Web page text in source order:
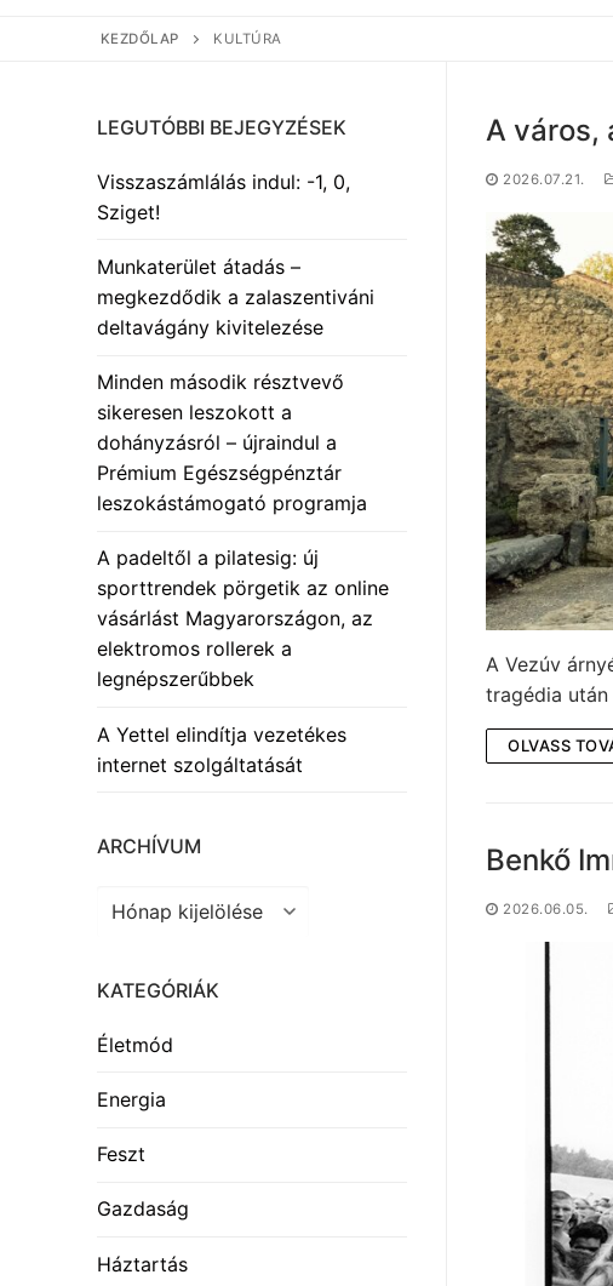
KEZDŐLAP KULTÚRA
A város,
2026.07.21.
A Vezúv
tragédia
OLVASS
Benkő
2026.06.05.
LEGUTÓBBI BEJEGYZÉSEK
Visszaszámlálás indul: -1, 0,
Sziget!
Munkaterület átadás –
megkezdődik a zalaszentiváni
deltavágány kivitelezése
Minden második résztvevő
sikeresen leszokott a
dohányzásról – újraindul a
Prémium Egészségpénztár
leszokástámogató programja
A padeltől a pilatesig: új
sporttrendek pörgetik az online
vásárlást Magyarországon, az
elektromos rollerek a
legnépszerűbbek
A Yettel elindítja vezetékes
internet szolgáltatását
ARCHÍVUM
Archívum
KATEGÓRIÁK
Életmód
Energia
Feszt
Gazdaság
Háztartás